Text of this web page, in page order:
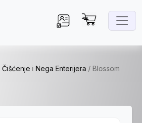
Čišćenje i Nega Enterijera / Blossom